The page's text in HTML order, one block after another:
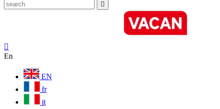


En
EN
fr
it